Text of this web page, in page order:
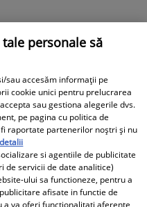
personale să
sau accesăm informații pe
cookie unici pentru prelucrarea
sau gestiona alegerile dvs.
pe pagina cu politica de
raportate partenerilor noștri și nu
si agentiile de publicitate
de servicii de date analitice)
ului sa functioneze, pentru a
afisate in functie de